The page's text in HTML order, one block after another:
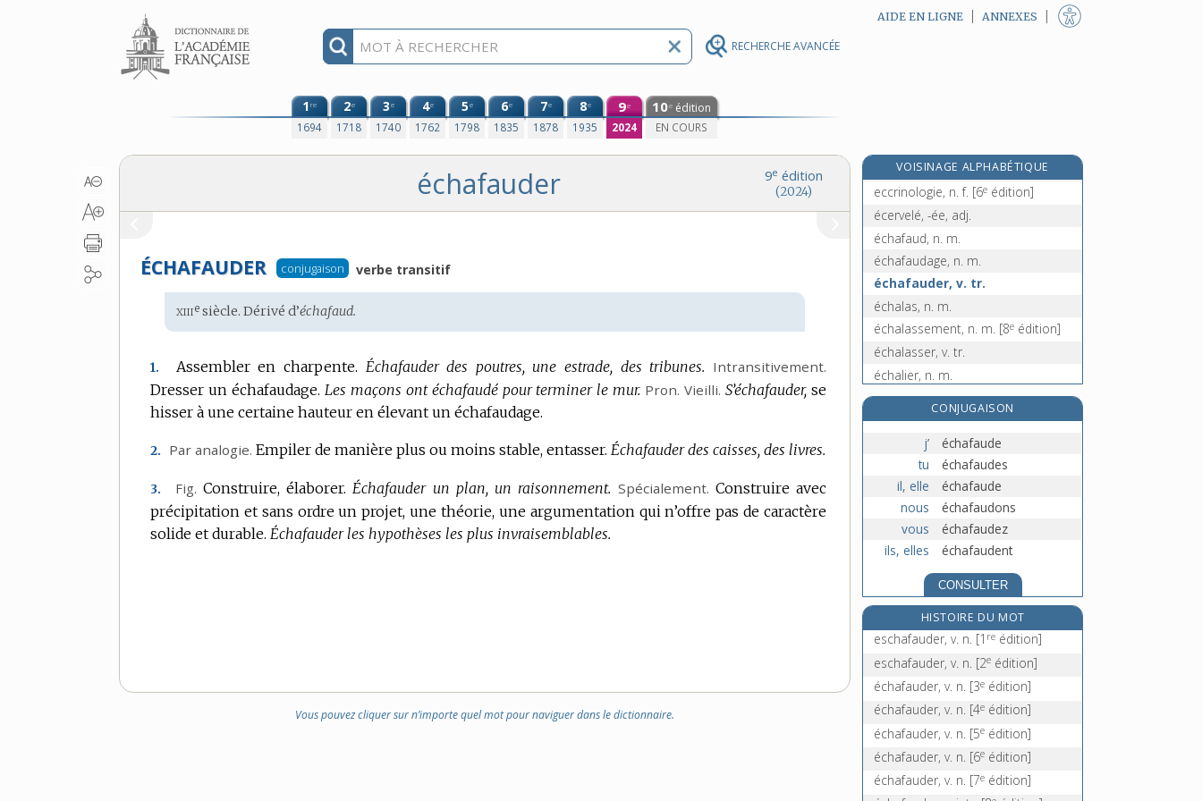
RECHERCHE AVANCÉE
Aller au contenu AIDE EN LIGNE ANNEXES
1re
1694
2e
1718
3e
1740
4e
1762
5e
1798
6e
1835
7e
1878
8e
1935
9e
2024
10e édition
EN COURS
9e édition
(2024)
échafauder
ÉCHAFAUDER conjugaison verbe transitif
Étymologie
:
xiiie siècle. Dérivé d’échafaud.
1. Assembler en charpente. Échafauder des poutres, une estrade, des tribunes. Intransitivement.
Dresser un échafaudage. Les maçons ont échafaudé pour terminer le mur. Pron. Vieilli. S’échafauder, se
hisser à une certaine hauteur en élevant un échafaudage.
2. Par analogie. Empiler de manière plus ou moins stable, entasser. Échafauder des caisses, des livres.
3. Fig. Construire, élaborer. Échafauder un plan, un raisonnement. Spécialement. Construire avec
précipitation et sans ordre un projet, une théorie, une argumentation qui n’offre pas de caractère
solide et durable. Échafauder les hypothèses les plus invraisemblables.
Vous pouvez cliquer sur n’importe quel mot pour naviguer dans le dictionnaire.
VOISINAGE ALPHABÉTIQUE
eccorthatique, adj.[5eédition]
eccrinologie, n. f. [6e édition]
écervelé, -ée, adj.
échafaud, n. m.
échafaudage, n. m.
échafauder, v. tr.
échalas, n. m.
échalassement, n. m. [8e édition]
échalasser, v. tr.
échalier, n. m.
échalote, n. f.
échampir, v. tr.
échancré, -ée, adj.
échancrer, v. tr.
échancrure, n. f.
CONJUGAISON
j’
échafaude
tu
échafaudes
il, elle
échafaude
nous
échafaudons
vous
échafaudez
ils, elles
échafaudent
CONSULTER
HISTOIRE DU MOT
eschafauder, v. n. [1 re édition]
eschafauder, v. n. [2e édition]
échafauder, v. n. [3e édition]
échafauder, v. n. [4e édition]
échafauder, v. n. [5e édition]
échafauder, v. n. [6e édition]
échafauder, v. n. [7e édition]